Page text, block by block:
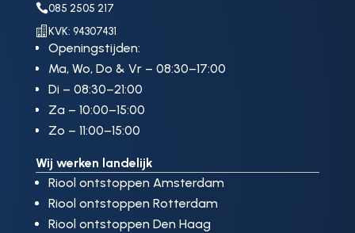
085 2505 217
 KVK: 94307431
Openingstijden:
Ma, Wo, Do & Vr – 08:30–17:00
Di – 08:30–21:00
Za – 10:00–15:00
Zo – 11:00–15:00
Wij werken landelijk
Riool ontstoppen Amsterdam
Riool ontstoppen Rotterdam
Riool ontstoppen Den Haag